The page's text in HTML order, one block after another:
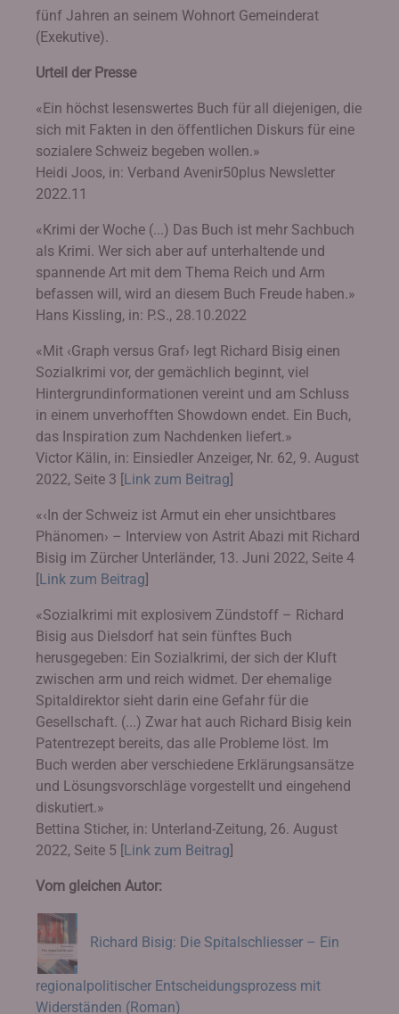
fünf Jahren an seinem Wohnort Gemeinderat
(Exekutive).
Urteil der Presse
«Ein höchst lesenswertes Buch für all diejenigen, die
sich mit Fakten in den öffentlichen Diskurs für eine
sozialere Schweiz begeben wollen.»
Heidi Joos, in: Verband Avenir50plus Newsletter
2022.11
«Krimi der Woche (...) Das Buch ist mehr Sachbuch
als Krimi. Wer sich aber auf unterhaltende und
spannende Art mit dem Thema Reich und Arm
befassen will, wird an diesem Buch Freude haben.»
Hans Kissling, in: P.S., 28.10.2022
«Mit ‹Graph versus Graf› legt Richard Bisig einen
Sozialkrimi vor, der gemächlich beginnt, viel
Hintergrundinformationen vereint und am Schluss
in einem unverhofften Showdown endet. Ein Buch,
das Inspiration zum Nachdenken liefert.»
Victor Kälin, in: Einsiedler Anzeiger, Nr. 62, 9. August
2022, Seite 3 [Link zum Beitrag]
«‹In der Schweiz ist Armut ein eher unsichtbares
Phänomen› – Interview von Astrit Abazi mit Richard
Bisig im Zürcher Unterländer, 13. Juni 2022, Seite 4
[Link zum Beitrag]
«Sozialkrimi mit explosivem Zündstoff – Richard
Bisig aus Dielsdorf hat sein fünftes Buch
herusgegeben: Ein Sozialkrimi, der sich der Kluft
zwischen arm und reich widmet. Der ehemalige
Spitaldirektor sieht darin eine Gefahr für die
Gesellschaft. (...) Zwar hat auch Richard Bisig kein
Patentrezept bereits, das alle Probleme löst. Im
Buch werden aber verschiedene Erklärungsansätze
und Lösungsvorschläge vorgestellt und eingehend
diskutiert.»
Bettina Sticher, in: Unterland-Zeitung, 26. August
2022, Seite 5 [Link zum Beitrag]
Vom gleichen Autor:
Richard Bisig: Die Spitalschliesser – Ein
regionalpolitischer Entscheidungsprozess mit
Widerständen (Roman)